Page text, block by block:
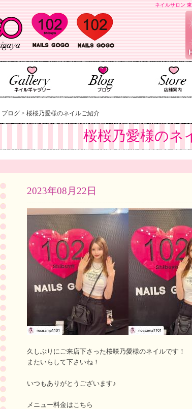
ネイルサロン
ブログ > 桜桜乃愛様のネイルご紹介
桜桜乃愛様のネ
2023年08月22日
久しぶりにご来店下さった桜咲乃愛様のネイルです！
またいらして下さいね！
いつもありがとうございます♪
メニュー料金はこちら